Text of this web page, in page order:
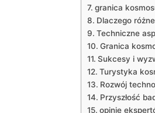
granica
Dlaczego
Techniczne
Granica
Sukcesy i
Turystyka
Rozwój
Przyszłość
opinie